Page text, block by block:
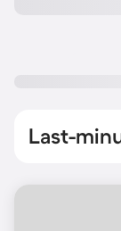
Last-